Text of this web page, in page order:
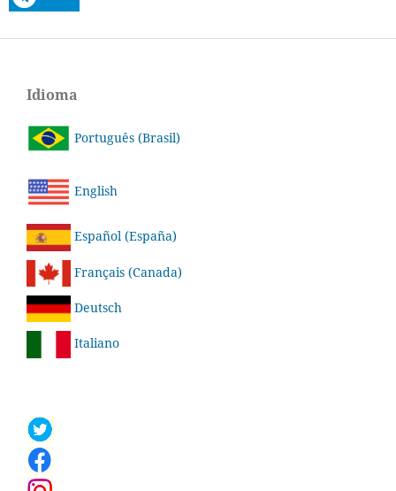
Idioma
Português (Brasil)
English
Español (España)
Français (Canada)
Deutsch
Italiano